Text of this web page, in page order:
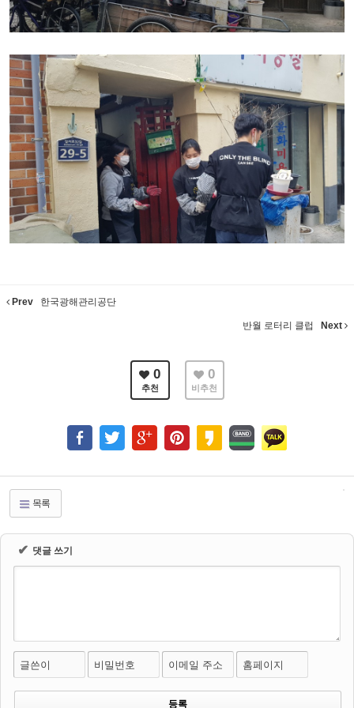
Prev 한국광해관리공단
반월 로터리 클럽 Next
0
추천
0
비추천
목록
✔ 댓글 쓰기
글쓴이 비밀번호 이메일 주소 홈페이지